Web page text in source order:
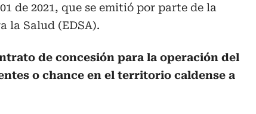
de 2021, que se emitió por parte de la
la Salud (EDSA).
de concesión para la operación del
o chance en el territorio caldense a